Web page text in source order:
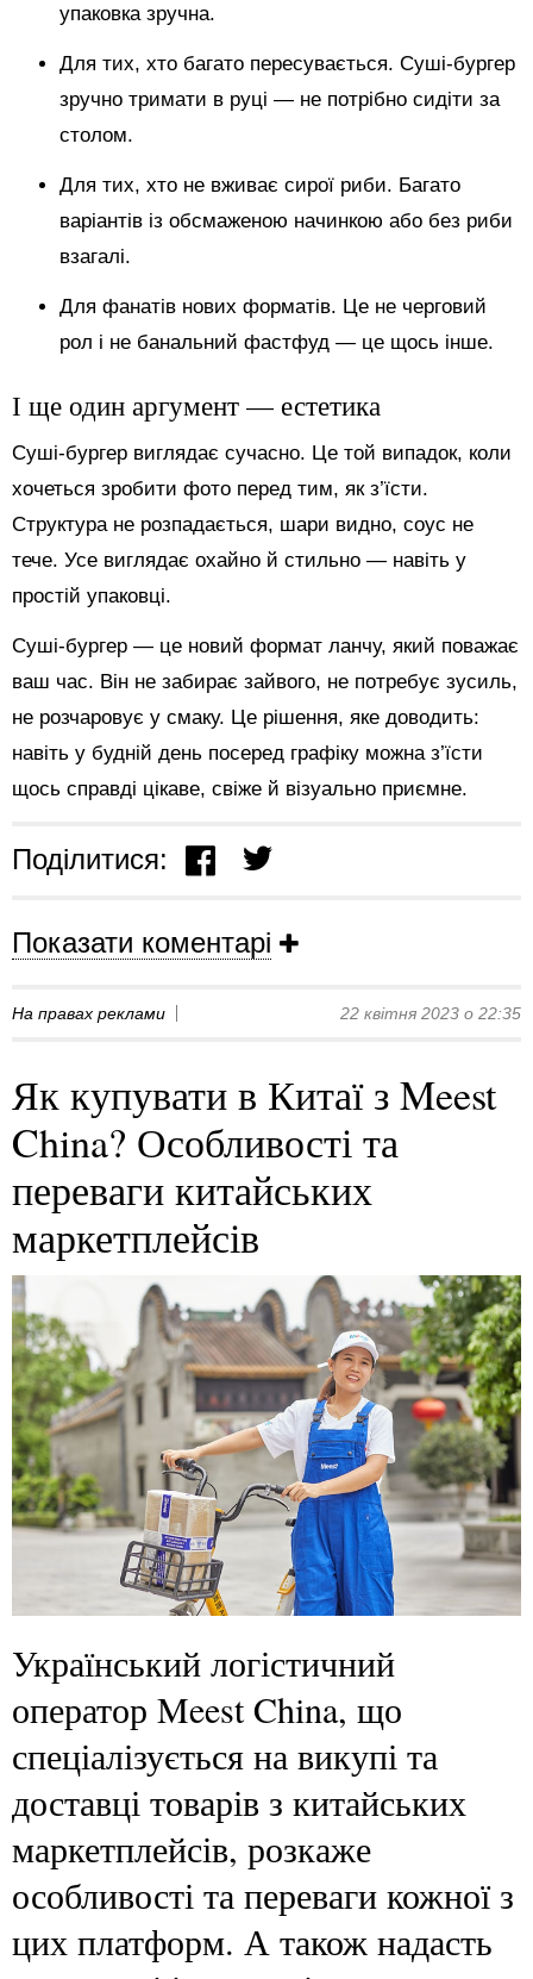
упаковка зручна.
Для тих, хто багато пересувається. Суші-бургер
зручно тримати в руці — не потрібно сидіти за
столом.
Для тих, хто не вживає сирої риби. Багато
варіантів із обсмаженою начинкою або без риби
взагалі.
Для фанатів нових форматів. Це не черговий
рол і не банальний фастфуд — це щось інше.
І ще один аргумент — естетика
Суші-бургер виглядає сучасно. Це той випадок, коли
хочеться зробити фото перед тим, як з’їсти.
Структура не розпадається, шари видно, соус не
тече. Усе виглядає охайно й стильно — навіть у
простій упаковці.
Суші-бургер — це новий формат ланчу, який поважає
ваш час. Він не забирає зайвого, не потребує зусиль,
не розчаровує у смаку. Це рішення, яке доводить:
навіть у будній день посеред графіку можна з’їсти
щось справді цікаве, свіже й візуально приємне.
Поділитися:
Показати коментарі
На правах реклами 22 квітня 2023 о 22:35
Як купувати в Китаї з Meest
China? Особливості та
переваги китайських
маркетплейсів
Український логістичний
оператор Meest China, що
спеціалізується на викупі та
доставці товарів з китайських
маркетплейсів, розкаже
особливості та переваги кожної з
цих платформ. А також надасть